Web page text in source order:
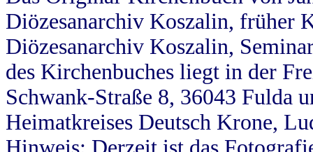
Diözesanarchiv Koszalin, früher
Diözesanarchiv Koszalin,
des Kirchenbuches liegt in der
Schwank-Straße 8, 36043 Fulda
Heimatkreises Deutsch Krone,